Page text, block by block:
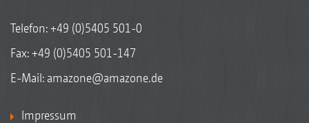
Telefon:+49 (0)5405 501-0
Fax: +49 (0)5405 501-147
E-Mail: amazone@amazone.de
Impressum